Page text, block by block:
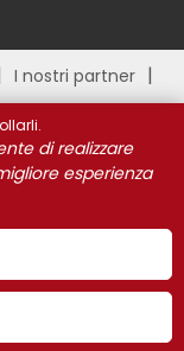
I nostri partner
di realizzare
esperienza